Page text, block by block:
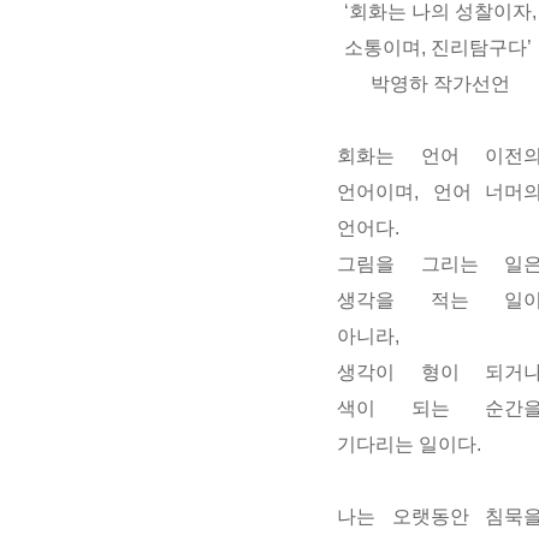
‘회화는 나의 성찰이자,
소통이며, 진리탐구다’
박영하 작가선언
회화는 언어 이전
언어이며, 언어 너머
언어다.
그림을 그리는 일
생각을 적는 일
아니라,
생각이 형이 되거
색이 되는 순간
기다리는 일이다.
나는 오랫동안 침묵